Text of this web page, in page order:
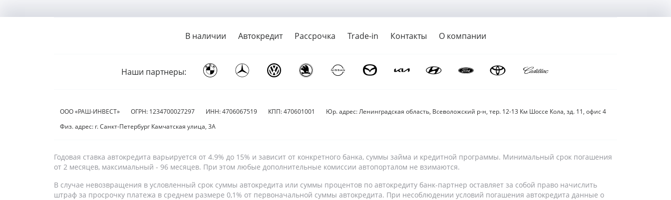
В наличии Автокредит Рассрочка Trade-in Контакты О компании
Наши партнеры:
ООО «РАШ-ИНВЕСТ» ОГРН: 1234700027297 ИНН: 4706067519 КПП: 470601001
Юр. адрес: Ленинградская область, Всеволожский р-н, тер. 12-13 Км Шоссе Кола, зд. 11, офис 4
Физ. адрес: г. Санкт-Петербург Камчатская улица, 3А
Годовая ставка автокредита варьируется от 4.9% до 15% и зависит от конкретного банка, суммы займа и кредитной программы. Минимальный срок погашения
от 2 месяцев, максимальный - 96 месяцев. При этом любые дополнительные комиссии автопорталом не взимаются.
В случае невозвращения в условленный срок суммы автокредита или суммы процентов по автокредиту банк-партнер оставляет за собой право начислить
штраф за просрочку платежа в среднем размере 0,1% от первоначальной суммы автокредита. При несоблюдении условий погашения автокредита данные о